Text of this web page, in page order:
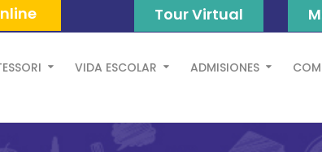
Tour Virtual
VIDA ESCOLAR ADMISIONES